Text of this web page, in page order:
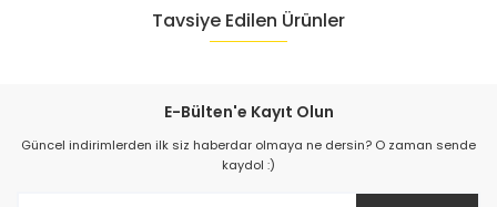
Tavsiye Edilen Ürünler
E-Bülten'e Kayıt Olun
Güncel indirimlerden ilk siz haberdar olmaya ne dersin? O zaman sende
kaydol :)